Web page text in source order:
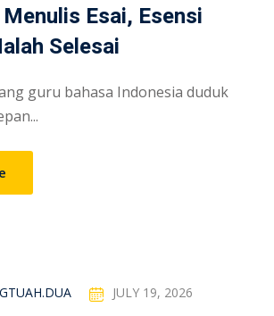
Esai, Esensi
Selesai
guru bahasa Indonesia duduk
JULY 19, 2026